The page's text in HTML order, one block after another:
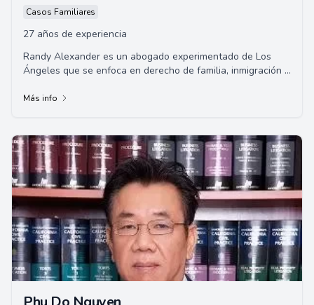
Casos Familiares
27 años de experiencia
Randy Alexander es un abogado experimentado de Los
Ángeles que se enfoca en derecho de familia, inmigración y
Más info